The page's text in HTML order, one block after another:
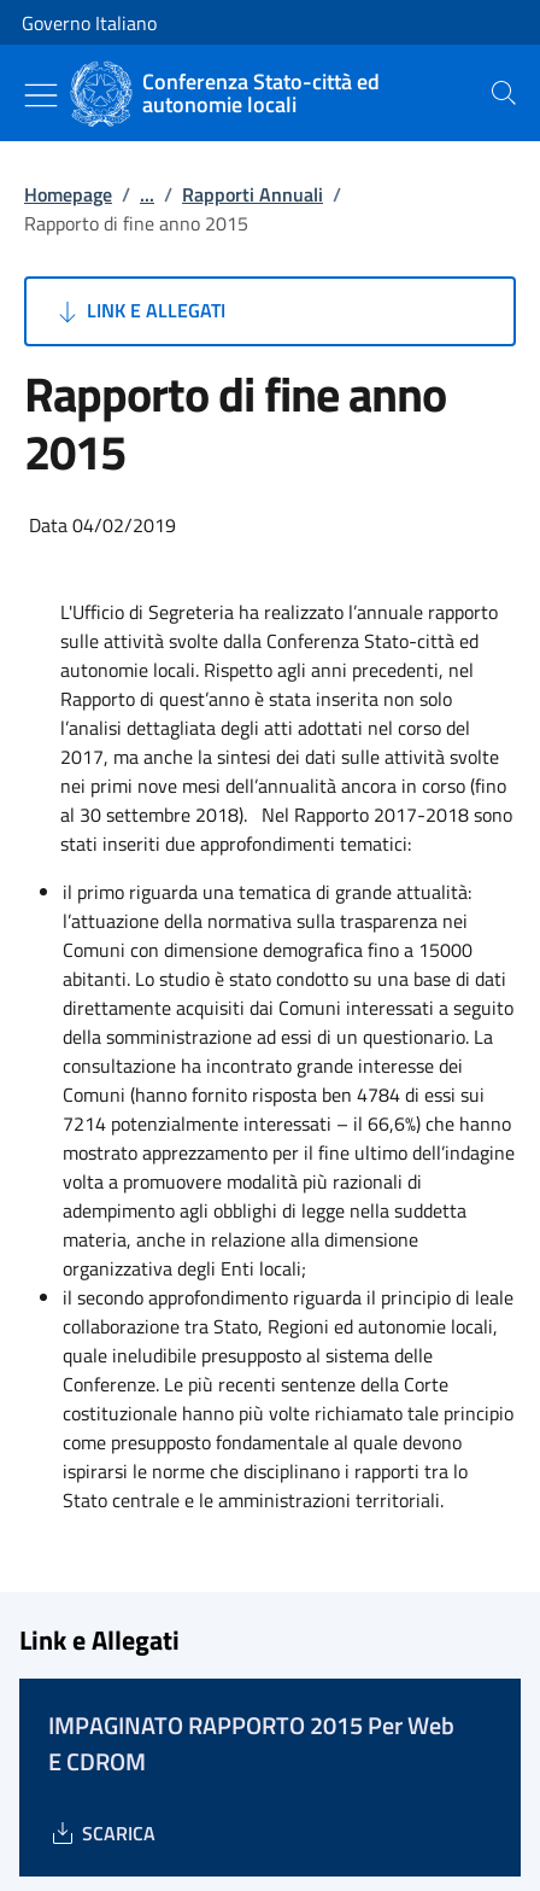
Vai al contenuto
Vai alla navigazione del sito
Governo Italiano
Conferenza Stato-città ed
autonomie locali Cerca
Homepage / ... / Rapporti Annuali /
Rapporto di fine anno 2015
LINK E ALLEGATI
Rapporto di fine anno
2015
Data 04/02/2019
L'Ufficio di Segreteria ha realizzato l’annuale rapporto
sulle attività svolte dalla Conferenza Stato-città ed
autonomie locali. Rispetto agli anni precedenti, nel
Rapporto di quest’anno è stata inserita non solo
l’analisi dettagliata degli atti adottati nel corso del
2017, ma anche la sintesi dei dati sulle attività svolte
nei primi nove mesi dell’annualità ancora in corso (fino
al 30 settembre 2018). Nel Rapporto 2017-2018 sono
stati inseriti due approfondimenti tematici:
il primo riguarda una tematica di grande attualità:
l’attuazione della normativa sulla trasparenza nei
Comuni con dimensione demografica fino a 15000
abitanti. Lo studio è stato condotto su una base di dati
direttamente acquisiti dai Comuni interessati a seguito
della somministrazione ad essi di un questionario. La
consultazione ha incontrato grande interesse dei
Comuni (hanno fornito risposta ben 4784 di essi sui
7214 potenzialmente interessati – il 66,6%) che hanno
mostrato apprezzamento per il fine ultimo dell’indagine
volta a promuovere modalità più razionali di
adempimento agli obblighi di legge nella suddetta
materia, anche in relazione alla dimensione
organizzativa degli Enti locali;
il secondo approfondimento riguarda il principio di leale
collaborazione tra Stato, Regioni ed autonomie locali,
quale ineludibile presupposto al sistema delle
Conferenze. Le più recenti sentenze della Corte
costituzionale hanno più volte richiamato tale principio
come presupposto fondamentale al quale devono
ispirarsi le norme che disciplinano i rapporti tra lo
Stato centrale e le amministrazioni territoriali.
Link e Allegati
IMPAGINATO RAPPORTO 2015 Per Web
E CDROM
SCARICA